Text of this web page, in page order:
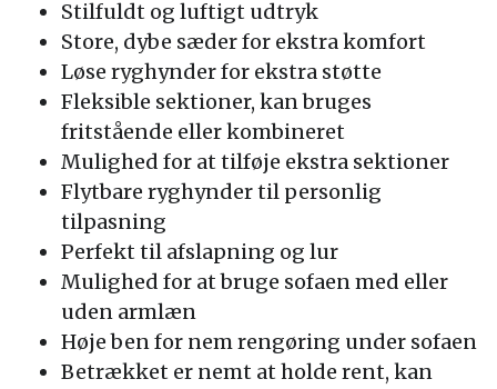
Stilfuldt og luftigt udtryk
Store, dybe sæder for ekstra komfort
Løse ryghynder for ekstra støtte
Fleksible sektioner, kan bruges
fritstående eller kombineret
Mulighed for at tilføje ekstra sektioner
Flytbare ryghynder til personlig
tilpasning
Perfekt til afslapning og lur
Mulighed for at bruge sofaen med eller
uden armlæn
Høje ben for nem rengøring under sofaen
Betrækket er nemt at holde rent, kan